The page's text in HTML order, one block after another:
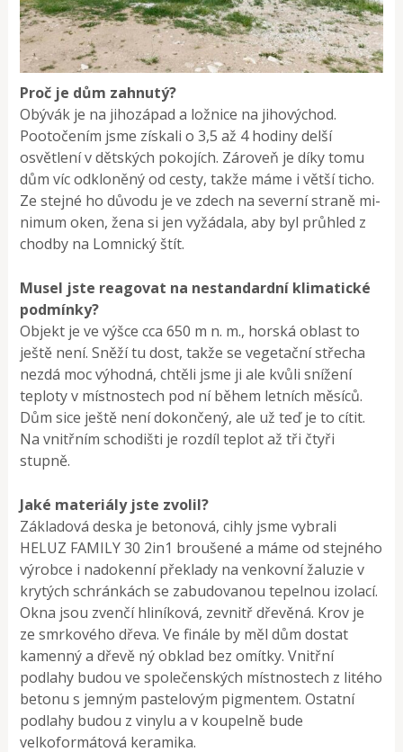
Proč je dům zahnutý?
Obývák je na jihozápad a ložnice na jiho­východ.
Pootočením jsme získali o 3,5 až 4 hodiny delší
osvětlení v dětských pokojích. Zároveň je díky tomu
dům víc odkloněný od cesty, takže máme i větší ticho.
Ze stejné­ ho důvodu je ve zdech na severní straně mi­
nimum oken, žena si jen vyžádala, aby byl průhled z
chodby na Lomnický štít.
Musel jste reagovat na nestandardní klimatické
podmínky?
Objekt je ve výšce cca 650 m n. m., horská ob­last to
ještě není. Sněží tu dost, takže se vege­tační střecha
nezdá moc výhodná, chtěli jsme ji ale kvůli snížení
teploty v místnostech pod ní během letních měsíců.
Dům sice ještě není dokončený, ale už teď je to cítit.
Na vnitřním schodišti je rozdíl teplot až tři čtyři
stupně.
Jaké materiály jste zvolil?
Základová deska je betonová, cihly jsme vybrali
HELUZ FAMILY 30 2in1 broušené a máme od stejného
výrobce i nadoken­ní překlady na venkovní žaluzie v
krytých schránkách se zabudovanou tepelnou izo­lací.
Okna jsou zvenčí hliníková, zevnitř dřevěná. Krov je
ze smrkového dřeva. Ve fi­nále by měl dům dostat
kamenný a dřevě­ ný obklad bez omítky. Vnitřní
podlahy bu­dou ve společenských místnostech z litého
betonu s jemným pastelovým pigmentem. Ostatní
podlahy budou z vinylu a v koupel­ně bude
velkoformátová keramika.